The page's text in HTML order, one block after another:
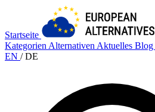
Startseite
Kategorien Alternativen Aktuelles Blog
EN / DE